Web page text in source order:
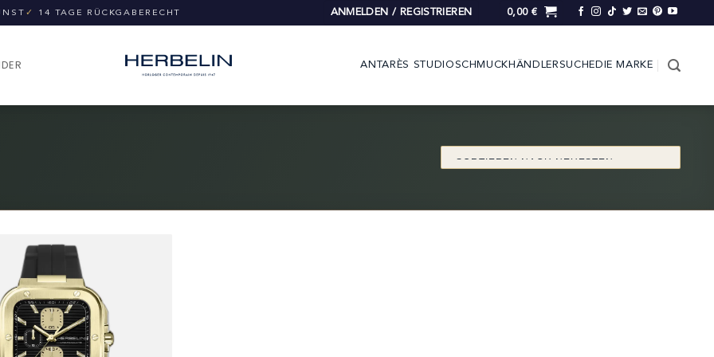
✓ 14 TAGE RÜCKGABERECHT ANMELDEN / REGISTRIEREN 0,00 €
ANTARÈS STUDIOSCHMUCK HÄNDLERSUCHE DIE MARKE